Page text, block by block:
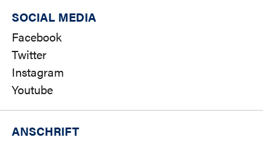
SOCIAL MEDIA
Facebook
Twitter
Instagram
Youtube
ANSCHRIFT